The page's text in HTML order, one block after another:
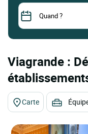
Viagrande :
Carte